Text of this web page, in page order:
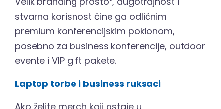
stvarna korisnost čine ga odličnim
premium konferencijskim poklonom,
posebno za business konferencije, outdoor
evente i VIP gift pakete.
Laptop torbe i business ruksaci
Ako želite merch koji ostaje u